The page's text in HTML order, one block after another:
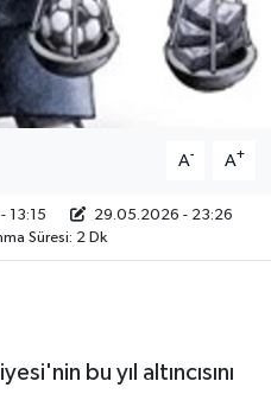
A- A+
13:15
29.05.2026 - 23:26
Süresi: 2 Dk
bu yıl altıncısını